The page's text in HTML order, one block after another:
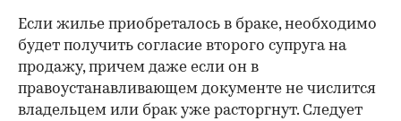
Если жилье приобреталось в браке, необходимо
будет получить согласие второго супруга на
продажу, причем даже если он в
правоустанавливающем документе не числится
владельцем или брак уже расторгнут. Следует